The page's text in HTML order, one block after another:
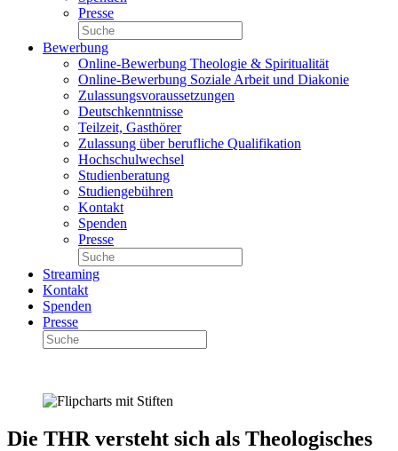
Presse
Bewerbung
Online-Bewerbung Theologie & Spiritualität
Online-Bewerbung Soziale Arbeit und Diakonie
Zulassungsvoraussetzungen
Deutschkenntnisse
Teilzeit, Gasthörer
Zulassung über berufliche Qualifikation
Hochschulwechsel
Studienberatung
Studiengebühren
Kontakt
Spenden
Presse
Streaming
Kontakt
Spenden
Presse
Die THR versteht sich als Theologisches